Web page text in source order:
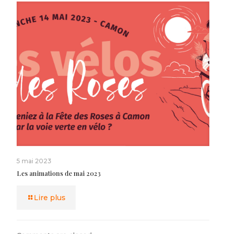
5 mai 2023
Les animations de mai 2023
Lire plus